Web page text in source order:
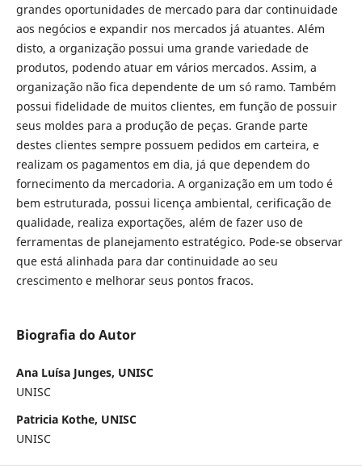
grandes oportunidades de mercado para dar continuidade
aos negócios e expandir nos mercados já atuantes. Além
disto, a organização possui uma grande variedade de
produtos, podendo atuar em vários mercados. Assim, a
organização não fica dependente de um só ramo. Também
possui fidelidade de muitos clientes, em função de possuir
seus moldes para a produção de peças. Grande parte
destes clientes sempre possuem pedidos em carteira, e
realizam os pagamentos em dia, já que dependem do
fornecimento da mercadoria. A organização em um todo é
bem estruturada, possui licença ambiental, cerificação de
qualidade, realiza exportações, além de fazer uso de
ferramentas de planejamento estratégico. Pode-se observar
que está alinhada para dar continuidade ao seu
crescimento e melhorar seus pontos fracos.
Biografia do Autor
Ana Luísa Junges, UNISC
UNISC
Patricia Kothe, UNISC
UNISC